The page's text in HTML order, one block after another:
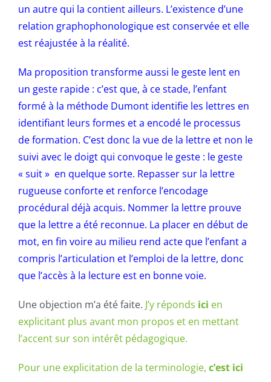
un autre qui la contient ailleurs. L’existence d’une
relation graphophonologique est conservée et elle
est réajustée à la réalité.
Ma proposition transforme aussi le geste lent en
un geste rapide : c’est que, à ce stade, l’enfant
formé à la méthode Dumont identifie les lettres en
identifiant leurs formes et a encodé le processus
de formation. C’est donc la vue de la lettre et non le
suivi avec le doigt qui convoque le geste : le geste
« suit » en quelque sorte. Repasser sur la lettre
rugueuse conforte et renforce l’encodage
procédural déjà acquis. Nommer la lettre prouve
que la lettre a été reconnue. La placer en début de
mot, en fin voire au milieu rend acte que l’enfant a
compris l’articulation et l’emploi de la lettre, donc
que l’accès à la lecture est en bonne voie.
Une objection m’a été faite. J’y réponds ici en
explicitant plus avant mon propos et en mettant
l’accent sur son intérêt pédagogique.
Pour une explicitation de la terminologie, c’est ici